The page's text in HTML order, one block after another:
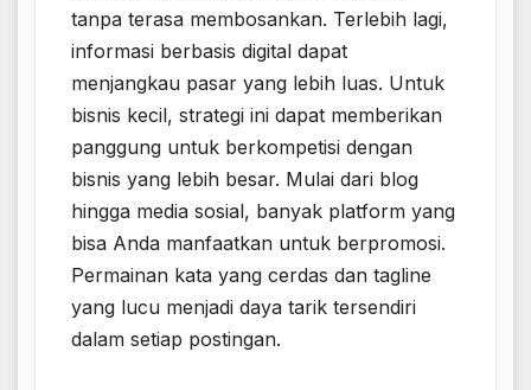
tanpa terasa membosankan. Terlebih lagi,
informasi berbasis digital dapat
menjangkau pasar yang lebih luas. Untuk
bisnis kecil, strategi ini dapat memberikan
panggung untuk berkompetisi dengan
bisnis yang lebih besar. Mulai dari blog
hingga media sosial, banyak platform yang
bisa Anda manfaatkan untuk berpromosi.
Permainan kata yang cerdas dan tagline
yang lucu menjadi daya tarik tersendiri
dalam setiap postingan.